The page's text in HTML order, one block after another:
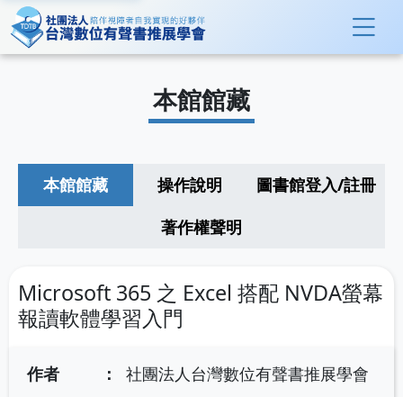
本館館藏
本館館藏 操作說明
圖書館登入/註冊
著作權聲明
Microsoft 365 之 Excel 搭配 NVDA螢幕
報讀軟體學習入門
作者
社團法人台灣數位有聲書推展學會